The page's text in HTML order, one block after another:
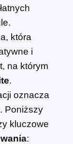
która
i
na którym
.
oznacza
Poniższy
kluczowe
: